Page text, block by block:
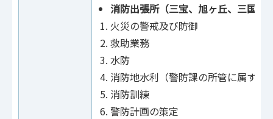
消防出張所（三宝、旭ヶ丘、三国ヶ
火災の警戒及び防御
救助業務
水防
消防地水利（警防課の所管に属する
消防訓練
警防計画の策定